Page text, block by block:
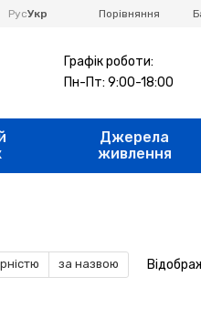
РусУкр Порівняння
Графік роботи:
Пн-Пт: 9:00-18:00
Джерела
живлення
за назвою